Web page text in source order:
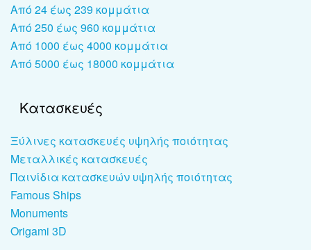
Από 24 έως 239 κομμάτια
Από 250 έως 960 κομμάτια
Από 1000 έως 4000 κομμάτια
Από 5000 έως 18000 κομμάτια
Κατασκευές
Ξύλινες κατασκευές υψηλής ποιότητας
Μεταλλικές κατασκευές
Παινίδια κατασκευών υψηλής ποιότητας
Famous Ships
Monuments
Origami 3D